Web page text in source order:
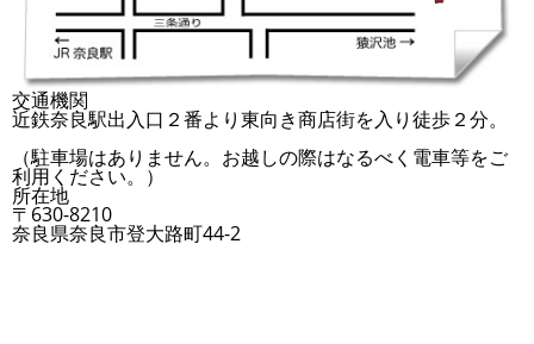
交通機関
近鉄奈良駅出入口２番より東向き商店街を入り徒歩２分。
（駐車場はありません。お越しの際はなるべく電車等をご
利用ください。）
所在地
〒630-8210
奈良県奈良市登大路町44-2